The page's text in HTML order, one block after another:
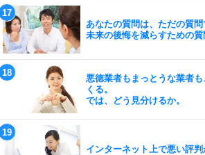
あなたの質問は、ただの質問
未来の後悔を減らすための質
悪徳業者もまっとうな業者
くる。
では、どう見分けるか。
インターネット上で悪い評判